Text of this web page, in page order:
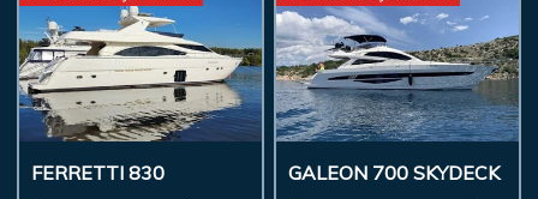
FERRETTI 830 GALEON 700 SKYDECK